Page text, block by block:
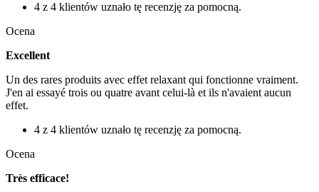
4 z 4 klientów uznało tę recenzję za pomocną.
Ocena
Excellent
Un des rares produits avec effet relaxant qui fonctionne vraiment.
J'en ai essayé trois ou quatre avant celui-là et ils n'avaient aucun
effet.
4 z 4 klientów uznało tę recenzję za pomocną.
Ocena
Très efficace!